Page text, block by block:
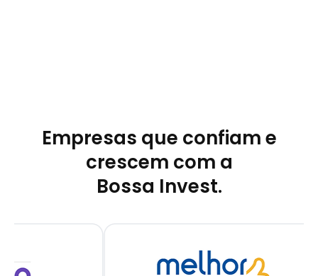
Empresas que confiam e
crescem com a
Bossa Invest.